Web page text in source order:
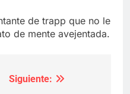
de trapp que no le
de mente avejentada.
Siguiente: